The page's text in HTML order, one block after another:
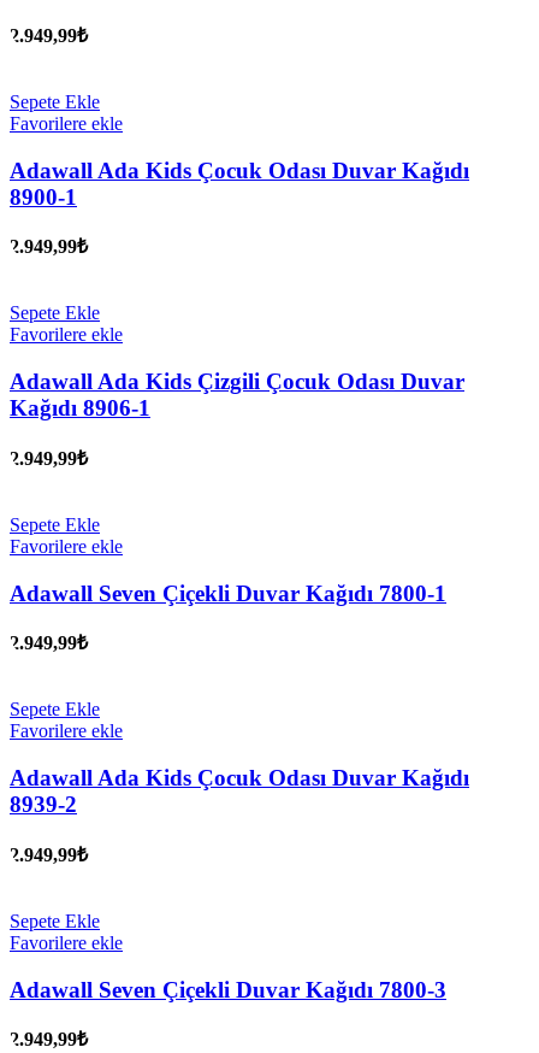
2.949,99₺
Sepete Ekle
Favorilere ekle
Adawall Ada Kids Çocuk Odası Duvar Kağıdı
8900-1
2.949,99₺
Sepete Ekle
Favorilere ekle
Adawall Ada Kids Çizgili Çocuk Odası Duvar
Kağıdı 8906-1
2.949,99₺
Sepete Ekle
Favorilere ekle
Adawall Seven Çiçekli Duvar Kağıdı 7800-1
2.949,99₺
Sepete Ekle
Favorilere ekle
Adawall Ada Kids Çocuk Odası Duvar Kağıdı
8939-2
2.949,99₺
Sepete Ekle
Favorilere ekle
Adawall Seven Çiçekli Duvar Kağıdı 7800-3
2.949,99₺